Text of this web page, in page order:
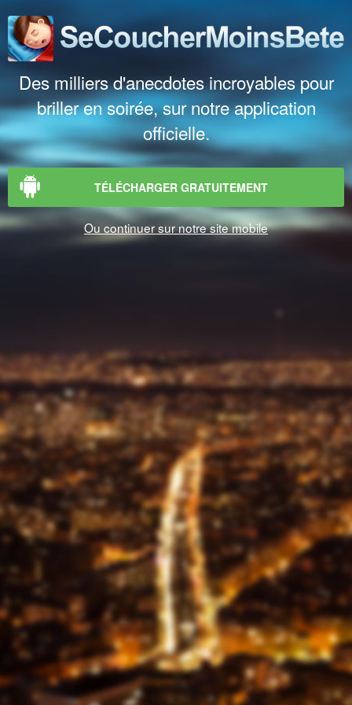
Des milliers d'anecdotes incroyables pour
briller en soirée, sur notre application
officielle.
TÉLÉCHARGER GRATUITEMENT
Ou continuer sur notre site mobile